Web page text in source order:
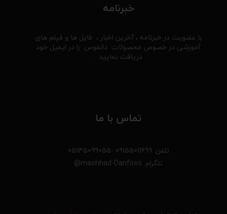
تماس با ما
تلفن: 09155011699 -05135099055
تلگرام: mashhad-Danfoss@
خبرنامه
با عضویت در خبرنامه ، آخرین اخبار ، فایل ها و فیلم های
آموزشی در خصوص محصولات دانفوس را در ایمیل خود
دریافت نمایید .